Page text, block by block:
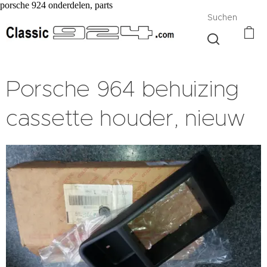
porsche 924 onderdelen, parts
Suchen
Porsche 964 behuizing
cassette houder, nieuw